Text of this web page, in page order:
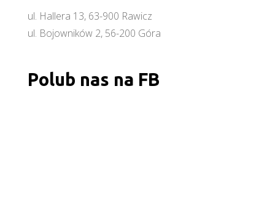
ul. Hallera 13, 63-900 Rawicz
ul. Bojowników 2, 56-200 Góra
Polub nas na FB